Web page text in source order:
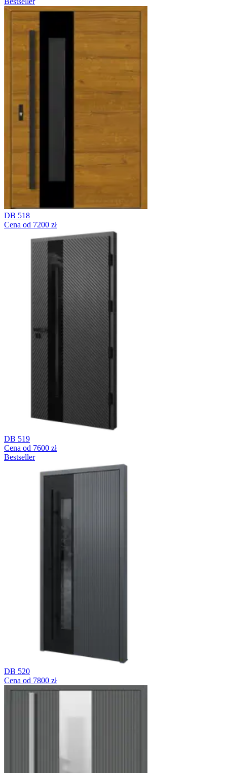
DB 518
Cena od 7200 zł
DB 519
Cena od 7600 zł
Bestseller
DB 520
Cena od 7800 zł